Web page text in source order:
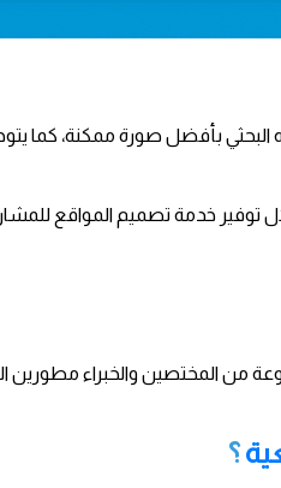
البحثي بأفضل صورة ممكنة،
خدمة تصميم المواقع
المختصين والخبراء مطورين
؟